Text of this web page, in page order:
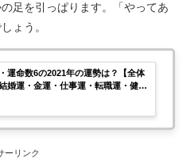
足を引っぱります。「やってあ
ょう。
運命数6の2021年の運勢は？【全体
婚運・金運・仕事運・転職運・健康
ーリンク